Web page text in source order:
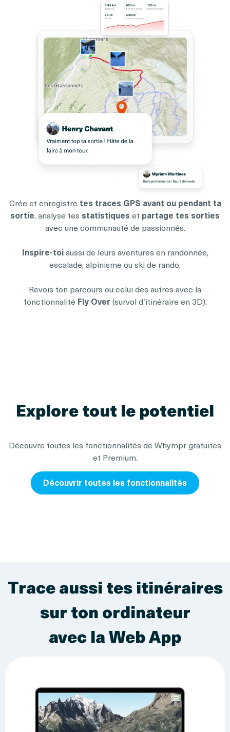
Crée et enregistre tes traces GPS avant ou pendant ta
sortie, analyse tes statistiques et partage tes sorties
avec une communauté de passionnés.
Inspire-toiaussi de leurs aventures en randonnée,
escalade, alpinisme ou ski de rando.
Revois ton parcours ou celui des autres avec la
fonctionnalité Fly Over (survol d’itinéraire en 3D).
Explore tout le potentiel
Découvre toutes les fonctionnalités de Whympr gratuites
et Premium.
Découvrir toutes les fonctionnalités
Trace aussi tes itinéraires
sur ton ordinateur
avec la Web App